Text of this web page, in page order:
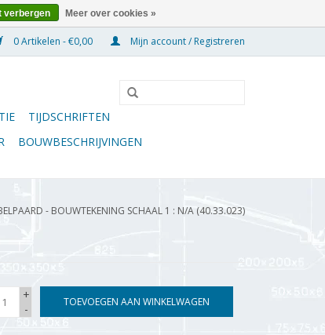
0 Artikelen - €0,00 Mijn account / Registreren
TIJDSCHRIFTEN
BOUWBESCHRIJVINGEN
- BOUWTEKENING SCHAAL 1 : N/A (40.33.023)
+
-
TOEVOEGEN AAN WINKELWAGEN
verbergen Meer over cookies »